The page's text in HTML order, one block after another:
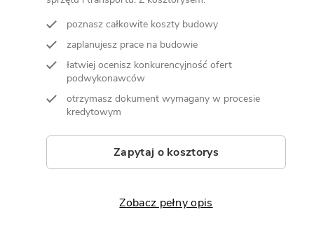
poznasz całkowite koszty budowy
zaplanujesz prace na budowie
łatwiej ocenisz konkurencyjność ofert
podwykonawców
otrzymasz dokument wymagany w procesie
kredytowym
Zapytaj o kosztorys
Zobacz pełny opis